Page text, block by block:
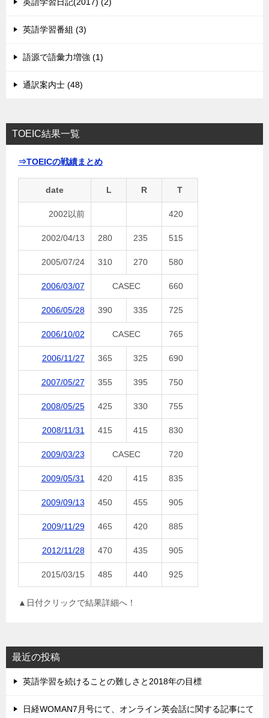
英語学習日記(2017) (2)
英語学習番組 (3)
語源で語彙力増強 (1)
通訳案内士 (48)
TOEIC結果一覧
⇒TOEICの戦績まとめ
date L R T
2002以前 420
2002/04/13 280 235 515
2005/07/24 310 270 580
2006/03/07 CASEC 660
2006/05/28 390 335 725
2006/10/02 CASEC 765
2006/11/27 365 325 690
2007/05/27 355 395 750
2008/05/25 425 330 755
2008/11/31 415 415 830
2009/03/23 CASEC 720
2009/05/31 420 415 835
2009/09/13 450 455 905
2009/11/29 465 420 885
2012/11/28 470 435 905
2015/03/15 485 440 925
▲日付クリックで結果詳細へ！
最近の投稿
英語学習を続けることの難しさと2018年の目標
日経WOMAN7月号にて、オンライン英会話に関する記事にて